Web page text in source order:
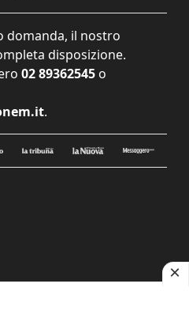
domanda, il nostro
disposizione.
02 89362545 o
.